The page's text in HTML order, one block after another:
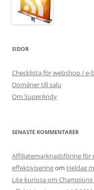
SIDOR
Checklista för webshop / e-
Domäner till salu
Om SuperAndy
SENASTE KOMMENTARER
Affiliatemarknadsföring för
effektiviseringom Heldag
Lite kuriosa om